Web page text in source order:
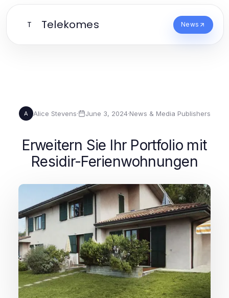
T Telekomes News
A Alice Stevens· June 3, 2024·News & Media Publishers
Erweitern Sie Ihr Portfolio mit
Residir-Ferienwohnungen